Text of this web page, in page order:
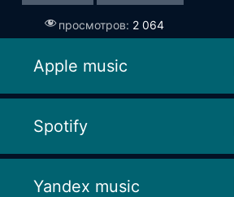
просмотров: 2 064
Apple music
Spotify
Yandex music